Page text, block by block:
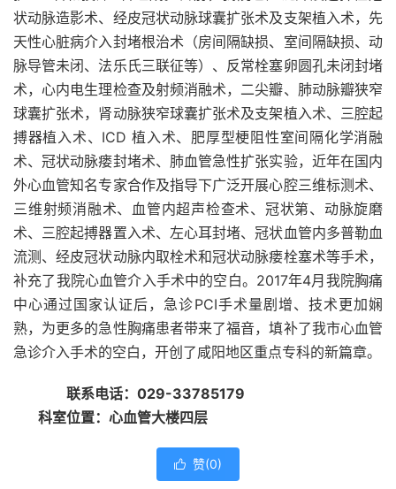
状动脉造影术、经皮冠状动脉球囊扩张术及支架植入术，先
天性心脏病介入封堵根治术（房间隔缺损、室间隔缺损、动
脉导管未闭、法乐氏三联征等）、反常栓塞卵圆孔未闭封堵
术，心内电生理检查及射频消融术，二尖瓣、肺动脉瓣狭窄
球囊扩张术，肾动脉狭窄球囊扩张术及支架植入术、三腔起
搏器植入术、ICD 植入术、肥厚型梗阻性室间隔化学消融
术、冠状动脉瘘封堵术、肺血管急性扩张实验，近年在国内
外心血管知名专家合作及指导下广泛开展心腔三维标测术、
三维射频消融术、血管内超声检查术、冠状第、动脉旋磨
术、三腔起搏器置入术、左心耳封堵、冠状血管内多普勒血
流测、经皮冠状动脉内取栓术和冠状动脉瘘栓塞术等手术，
补充了我院心血管介入手术中的空白。2017年4月我院胸痛
中心通过国家认证后，急诊PCI手术量剧增、技术更加娴
熟，为更多的急性胸痛患者带来了福音，填补了我市心血管
急诊介入手术的空白，开创了咸阳地区重点专科的新篇章。
联系电话：029-33785179
科室位置：心血管大楼四层
 赞(0)